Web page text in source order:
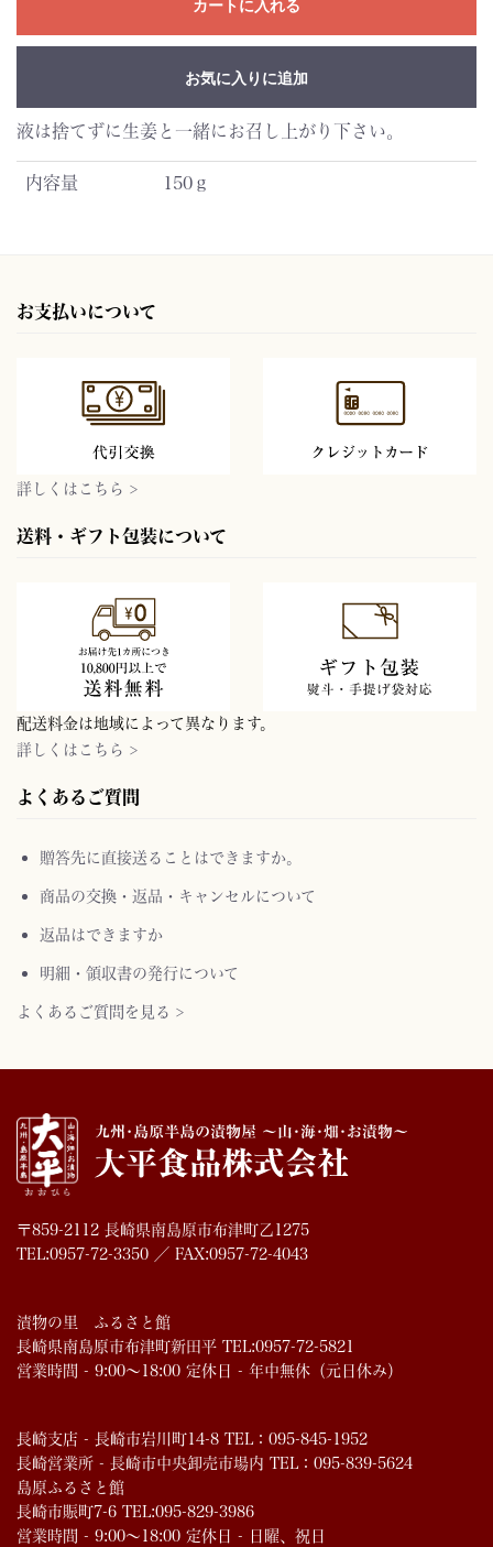
カートに入れる
お気に入りに追加
液は捨てずに生姜と一緒にお召し上がり下さい。
内容量 150ｇ
お支払いについて
詳しくはこちら >
送料・ギフト包装について
配送料金は地域によって異なります。
詳しくはこちら >
よくあるご質問
贈答先に直接送ることはできますか。
商品の交換・返品・キャンセルについて
返品はできますか
明細・領収書の発行について
よくあるご質問を見る >
〒859-2112 長崎県南島原市布津町乙1275
TEL:0957-72-3350 ／ FAX:0957-72-4043
漬物の里 ふるさと館
長崎県南島原市布津町新田平 TEL:0957-72-5821
営業時間 - 9:00～18:00 定休日 - 年中無休（元日休み）
長崎支店 - 長崎市岩川町14-8 TEL：095-845-1952
長崎営業所 - 長崎市中央卸売市場内 TEL：095-839-5624
島原ふるさと館
長崎市賑町7-6 TEL:095-829-3986
営業時間 - 9:00～18:00 定休日 - 日曜、祝日